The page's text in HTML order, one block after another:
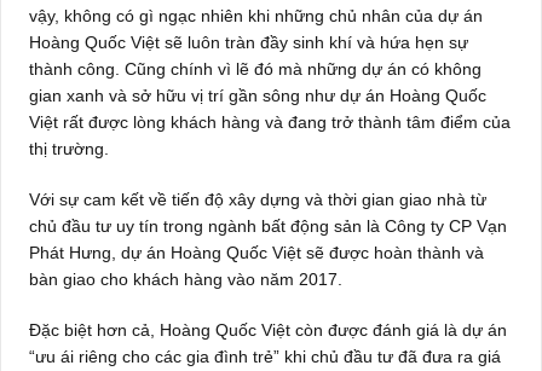
vậy, không có gì ngạc nhiên khi những chủ nhân của dự án
Hoàng Quốc Việt sẽ luôn tràn đầy sinh khí và hứa hẹn sự
thành công. Cũng chính vì lẽ đó mà những dự án có không
gian xanh và sở hữu vị trí gần sông như dự án Hoàng Quốc
Việt rất được lòng khách hàng và đang trở thành tâm điểm của
thị trường.
Với sự cam kết về tiến độ xây dựng và thời gian giao nhà từ
chủ đầu tư uy tín trong ngành bất động sản là Công ty CP Vạn
Phát Hưng, dự án Hoàng Quốc Việt sẽ được hoàn thành và
bàn giao cho khách hàng vào năm 2017.
Đặc biệt hơn cả, Hoàng Quốc Việt còn được đánh giá là dự án
“ưu ái riêng cho các gia đình trẻ” khi chủ đầu tư đã đưa ra giá